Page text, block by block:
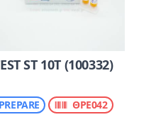
ST 10T (100332)
ΘΡΕ042